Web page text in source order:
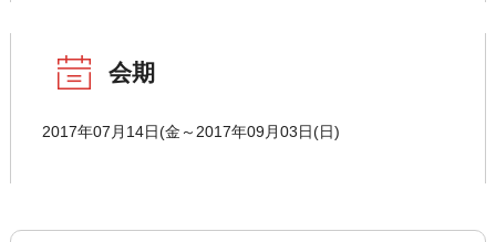
会期
2017年07月14日(金～2017年09月03日(日)